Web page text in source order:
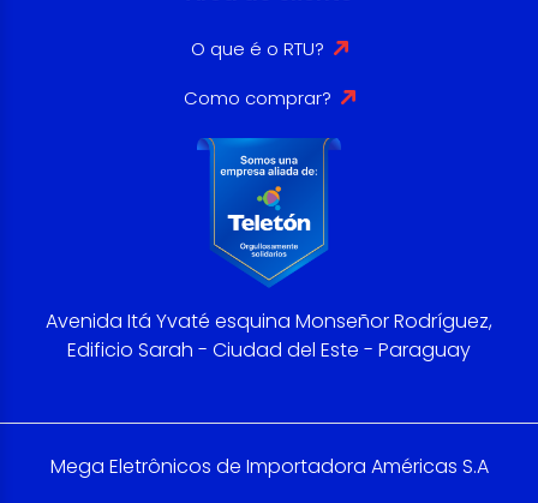
O que é o RTU?
Como comprar?
Avenida Itá Yvaté esquina Monseñor Rodríguez,
Edificio Sarah - Ciudad del Este - Paraguay
Mega Eletrônicos de Importadora Américas S.A